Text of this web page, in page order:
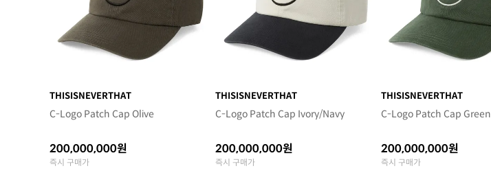
THISISNEVERTHAT
C-Logo Patch Cap Olive
200,000,000원
즉시 구매가
THISISNEVERTHAT
C-Logo Patch Cap Ivory/Navy
200,000,000원
즉시 구매가
THISISNEVERTHAT
C-Logo Patch Cap Green
200,000,000원
즉시 구매가